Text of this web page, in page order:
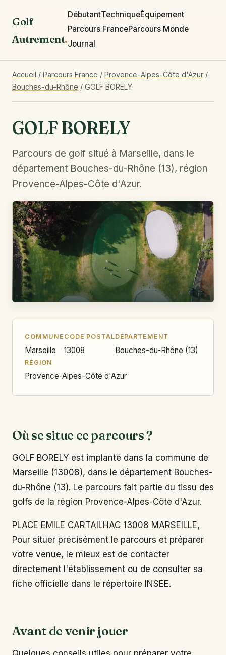
Golf
Autrement.
DébutantTechniqueÉquipement
Parcours FranceParcours Monde
Journal
Accueil / Parcours France / Provence-Alpes-Côte d'Azur /
Bouches-du-Rhône / GOLF BORELY
GOLF BORELY
Parcours de golf situé à Marseille, dans le
département Bouches-du-Rhône (13), région
Provence-Alpes-Côte d'Azur.
COMMUNE
Marseille
CODE POSTAL
13008
DÉPARTEMENT
Bouches-du-Rhône (13)
RÉGION
Provence-Alpes-Côte d'Azur
Où se situe ce parcours ?
GOLF BORELY est implanté dans la commune de
Marseille (13008), dans le département Bouches-
du-Rhône (13). Le parcours fait partie du tissu des
golfs de la région Provence-Alpes-Côte d'Azur.
PLACE EMILE CARTAILHAC 13008 MARSEILLE,
Pour situer précisément le parcours et préparer
votre venue, le mieux est de contacter
directement l'établissement ou de consulter sa
fiche officielle dans le répertoire INSEE.
Avant de venir jouer